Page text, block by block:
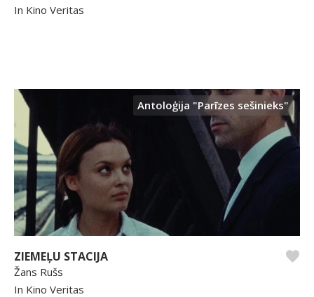
In Kino Veritas
Antoloģija "Parīzes sešinieks"
ZIEMEĻU STACIJA
Žans Rušs
In Kino Veritas